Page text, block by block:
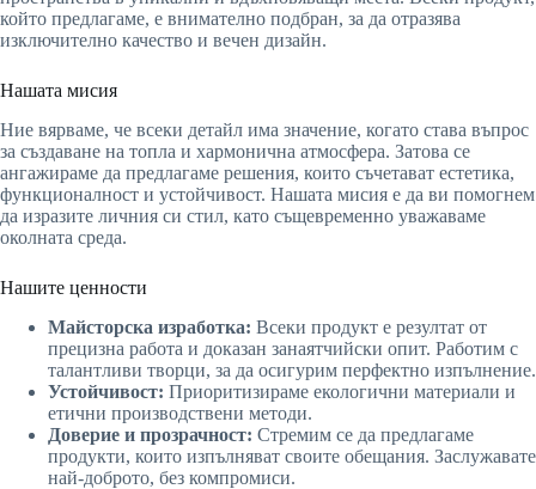
който предлагаме, е внимателно подбран, за да отразява
изключително качество и вечен дизайн.
Нашата мисия
Ние вярваме, че всеки детайл има значение, когато става въпрос
за създаване на топла и хармонична атмосфера. Затова се
ангажираме да предлагаме решения, които съчетават естетика,
функционалност и устойчивост. Нашата мисия е да ви помогнем
да изразите личния си стил, като същевременно уважаваме
околната среда.
Нашите ценности
Майсторска изработка: Всеки продукт е резултат от
прецизна работа и доказан занаятчийски опит. Работим с
талантливи творци, за да осигурим перфектно изпълнение.
Устойчивост: Приоритизираме екологични материали и
етични производствени методи.
Доверие и прозрачност: Стремим се да предлагаме
продукти, които изпълняват своите обещания. Заслужавате
най-доброто, без компромиси.